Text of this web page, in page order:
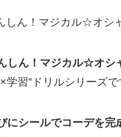
しん！マジカル☆オシ
学習”ドリルシリーズで
にシールでコーデを完